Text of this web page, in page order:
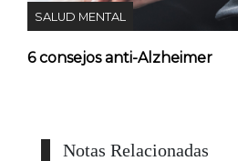
SALUD MENTAL
6 consejos anti-Alzheimer
Notas Relacionadas